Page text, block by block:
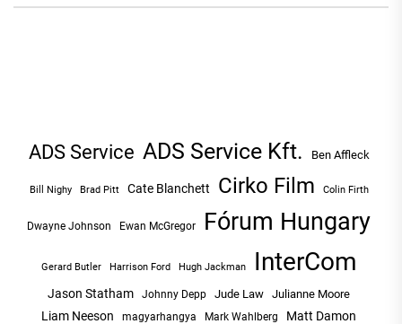
ADS Service ADS Service Kft. Ben Affleck
Bill Nighy Brad Pitt Cate Blanchett Cirko Film Colin Firth
Dwayne Johnson Ewan McGregor Fórum Hungary
Gerard Butler Harrison Ford Hugh Jackman InterCom
Jason Statham Johnny Depp Jude Law Julianne Moore
Liam Neeson magyarhangya Mark Wahlberg Matt Damon